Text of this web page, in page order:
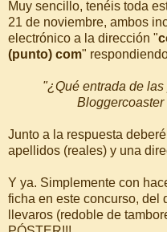
Muy sencillo, tenéis toda
21 de noviembre, ambos
electrónico a la dirección "
(punto) com"
"¿Qué entrada de
Bloggercoaster
Junto a la respuesta
apellidos (reales) y una
Y ya. Simplemente con
ficha en este concurso, del
llevaros (redoble de